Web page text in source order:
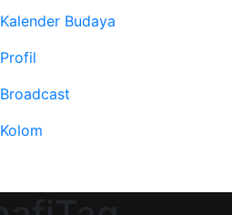
Kalender Budaya
Profil
Broadcast
Kolom